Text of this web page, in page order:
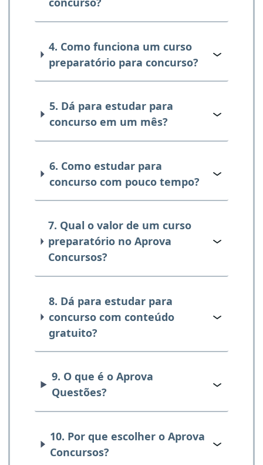
4. Como funciona um curso
preparatório para concurso?
5. Dá para estudar para
concurso em um mês?
6. Como estudar para
concurso com pouco tempo?
7. Qual o valor de um curso
preparatório no Aprova
Concursos?
8. Dá para estudar para
concurso com conteúdo
gratuito?
9. O que é o Aprova
Questões?
10. Por que escolher o Aprova
Concursos?